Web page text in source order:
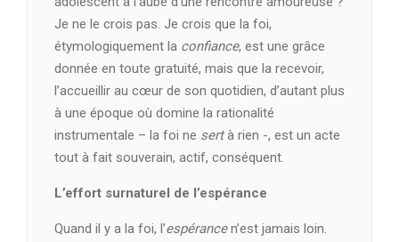
Je ne le crois pas. Je crois que la foi,
étymologiquement la confiance, est une grâce
donnée en toute gratuité, mais que la recevoir,
l’accueillir au cœur de son quotidien, d’autant plus
à une époque où domine la rationalité
instrumentale – la foi ne sertà rien -, est un acte
tout à fait souverain, actif, conséquent.
L’effort surnaturel de l’espérance
Quand il y a la foi, l’espérancen’est jamais loin.